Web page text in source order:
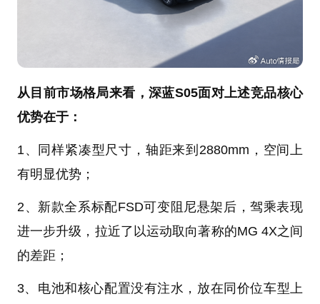
从目前市场格局来看，深蓝S05面对上述竞品核心
优势在于：
1、同样紧凑型尺寸，轴距来到2880mm，空间上
有明显优势；
2、新款全系标配FSD可变阻尼悬架后，驾乘表现
进一步升级，拉近了以运动取向著称的MG 4X之间
的差距；
3、电池和核心配置没有注水，放在同价位车型上